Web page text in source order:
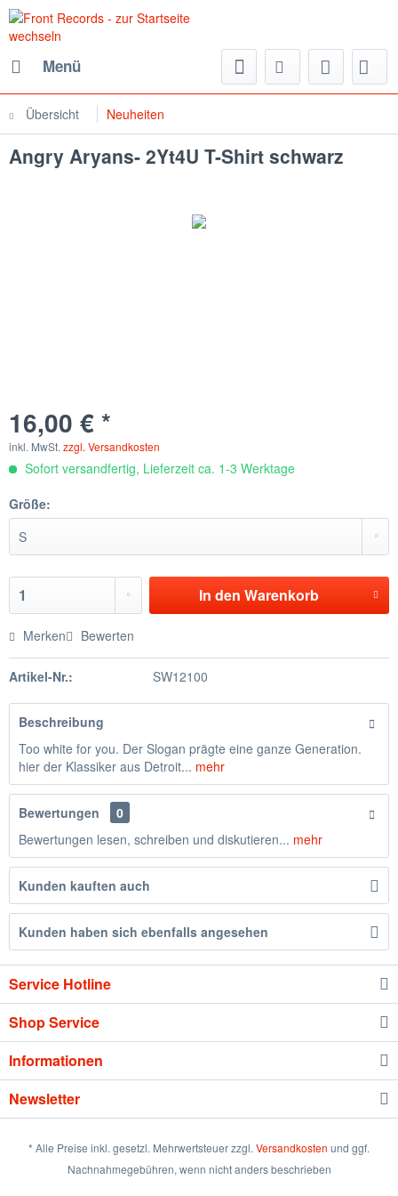
Menü
Übersicht Neuheiten
Angry Aryans- 2Yt4U T-Shirt schwarz
16,00 € *
inkl. MwSt. zzgl. Versandkosten
Sofort versandfertig, Lieferzeit ca. 1-3 Werktage
Größe:
In den Warenkorb
Merken Bewerten
Artikel-Nr.: SW12100
Beschreibung
Too white for you. Der Slogan prägte eine ganze Generation.
hier der Klassiker aus Detroit... mehr
Bewertungen
0
Bewertungen lesen, schreiben und diskutieren... mehr
Kunden kauften auch
Kunden haben sich ebenfalls angesehen
Service Hotline
Shop Service
Informationen
Newsletter
* Alle Preise inkl. gesetzl. Mehrwertsteuer zzgl. Versandkosten und ggf.
Nachnahmegebühren, wenn nicht anders beschrieben